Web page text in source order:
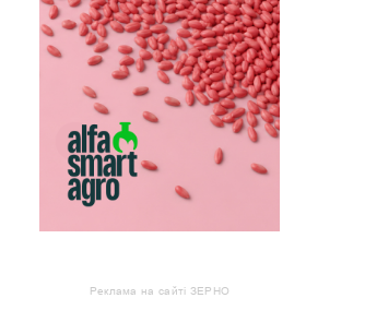
Реклама на сайті ЗЕРНО